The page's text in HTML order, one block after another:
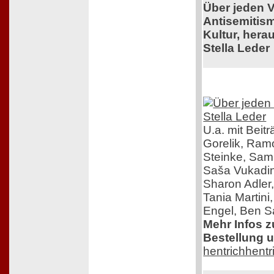
Über jeden
Kultur,
Stella Leder
U.a. mit
Gorelik,
Steinke,
Saša
Sharon
Tania
Engel, Ben
Mehr Infos
Bestellung